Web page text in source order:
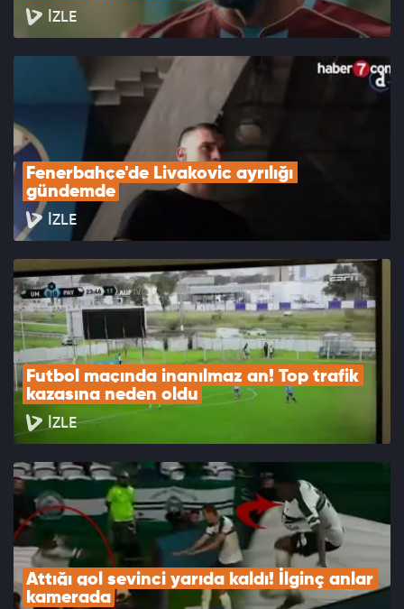
İZLE
Fenerbahçe'de Livakovic ayrılığı
gündemde
İZLE
Futbol maçında inanılmaz an! Top trafik
kazasına neden oldu
İZLE
Attığı gol sevinci yarıda kaldı! İlginç anlar
kamerada